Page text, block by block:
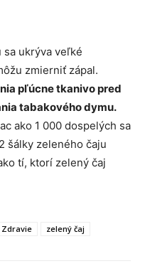
sa ukrýva veľké
zmierniť zápal.
pľúcne tkanivo pred
tabakového dymu.
ako 1 000 dospelých sa
šálky zeleného čaju
tí, ktorí zelený čaj
Zdravie zelený čaj